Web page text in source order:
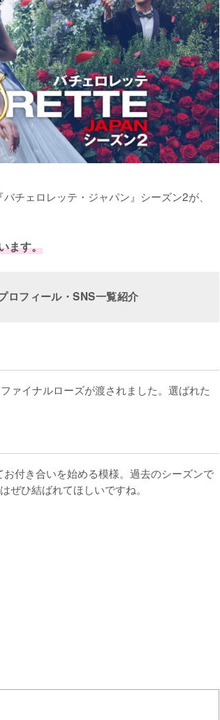
チェロレッテ・ジャパン』シーズン2が、
ます。
ロフィール・SNS一覧紹介
ァイナルローズが渡されました。選ばれた
付き合いを始める模様。過去のシーズンで
ひ結ばれてほしいですね。